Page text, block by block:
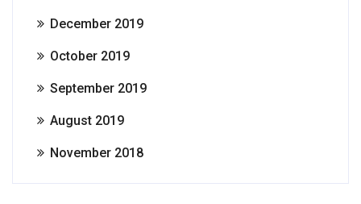
December 2019
October 2019
September 2019
August 2019
November 2018